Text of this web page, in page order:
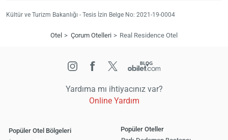
Kültür ve Turizm Bakanlığı - Tesis İzin Belge No: 2021-19-0004
Otel Çorum Otelleri Real Residence Otel
Yardıma mı ihtiyacınız var?
Online Yardım
Popüler Otel Bölgeleri
Popüler Oteller